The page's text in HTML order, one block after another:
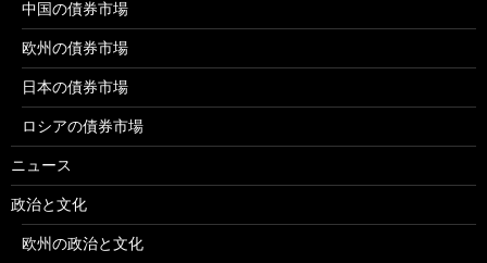
中国の債券市場
欧州の債券市場
日本の債券市場
ロシアの債券市場
ニュース
政治と文化
欧州の政治と文化